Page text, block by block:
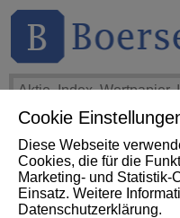
Cookie
Diese Webseite
Cookies, die für die
Marketing- und Statistik-
Einsatz. Weitere
Datenschutzerklärung.
THEMEN HOT-
Impact News +++ First
Announces Uplisting of
to Nasdaq... (Newsfile)
+4,02%